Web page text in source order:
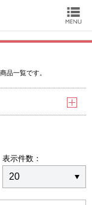
品一覧です。
表示件数：